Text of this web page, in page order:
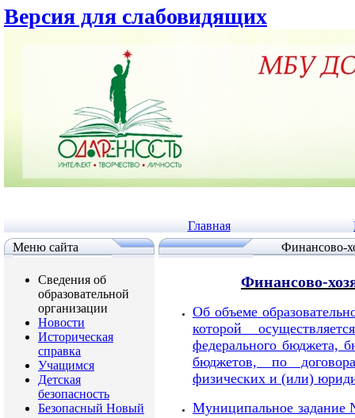
Версия для слабовидящих
Главная
Меню сайта
Сведения об
образовательной
организации
Новости
Историческая
справка
Учащимся
Детская
безопасность
Безопасный Новый
Финансово-
Финансово-
Об объеме
которой
федерального бюджета,
бюджетов, по
физических и (или)
Муниципальное задание